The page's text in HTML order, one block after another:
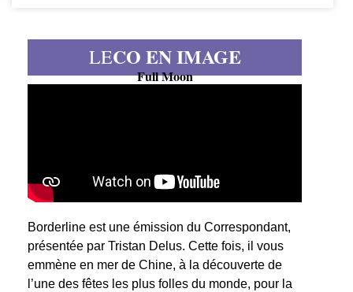
LECO EN IMAGE
Full Moon
Borderline est une émission du Correspondant,
présentée par Tristan Delus. Cette fois, il vous
emmène en mer de Chine, à la découverte de
l’une des fêtes les plus folles du monde, pour la